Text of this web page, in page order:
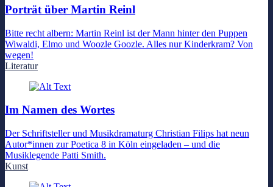
Porträt über Martin Reinl
Bitte recht albern: Martin Reinl ist der Mann hinter den Puppen
Wiwaldi, Elmo und Woozle Goozle. Alles nur Kinderkram? Von
wegen!
Literatur
Im Namen des Wortes
Der Schriftsteller und Musikdramaturg Christian Filips hat neun
Autor*innen zur Poetica 8 in Köln eingeladen – und die
Musiklegende Patti Smith.
Kunst